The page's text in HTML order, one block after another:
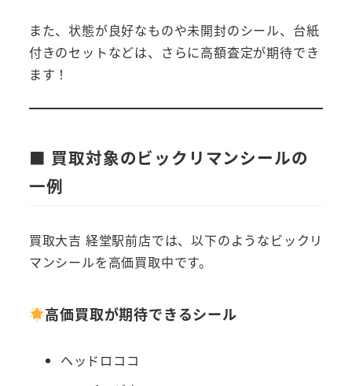
また、状態が良好なものや未開封のシール、台紙
付きのセットなどは、さらに高額査定が期待でき
ます！
■ 買取対象のビックリマンシールの
一例
買取大吉 経堂駅前店では、以下のようなビックリ
マンシールを高価買取中です。
高価買取が期待できるシール
ヘッドロココ